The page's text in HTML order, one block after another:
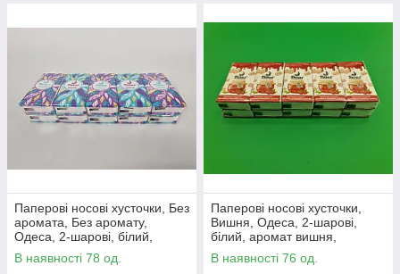
Паперові носові хусточки, Без
аромата, Без аромату,
Одеса, 2-шарові, білий,
200мм*190мм +-5%, 10 пач в
упаковці
В наявності 78 од.
Паперові носові хусточки,
Вишня, Одеса, 2-шарові,
білий, аромат вишня,
200мм*190мм +-5%, 10 пач в
упаковці
В наявності 76 од.